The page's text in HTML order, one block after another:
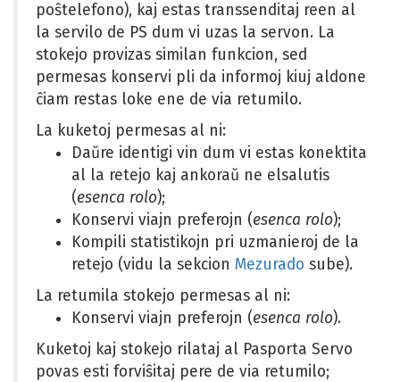
poŝtelefono), kaj estas transsenditaj reen al
la servilo de PS dum vi uzas la servon. La
stokejo provizas similan funkcion, sed
permesas konservi pli da informoj kiuj aldone
ĉiam restas loke ene de via retumilo.
La kuketoj permesas al ni:
Daŭre identigi vin dum vi estas konektita
al la retejo kaj ankoraŭ ne elsalutis
(esenca rolo);
Konservi viajn preferojn (esenca rolo);
Kompili statistikojn pri uzmanieroj de la
retejo (vidu la sekcion Mezurado sube).
La retumila stokejo permesas al ni:
Konservi viajn preferojn (esenca rolo).
Kuketoj kaj stokejo rilataj al Pasporta Servo
povas esti forviŝitaj pere de via retumilo;